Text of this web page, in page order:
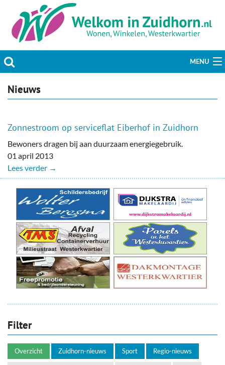
MENU
Actueel
Welzijn & Maatschappij
Bedrijven
Prikbord & Aanbiedingen
Plaats bericht
Nieuws
Zonnestroom op serviceflat Eiberhof in Zuidhorn
Bewoners dragen bij aan duurzaam energiegebruik.
01 april 2013
Lees verder →
Filter
Overzicht Zuidhorn-nieuws Sport Regio-nieuws